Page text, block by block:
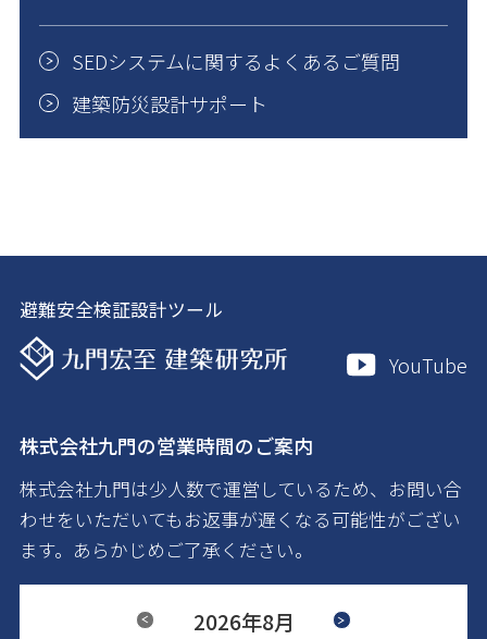
SEDシステムに関するよくあるご質問
建築防災設計サポート
避難安全検証設計ツール
YouTube
株式会社九門の営業時間のご案内
株式会社九門は少人数で運営しているため、お問い合
わせをいただいてもお返事が遅くなる可能性がござい
ます。あらかじめご了承ください。
2026年8月